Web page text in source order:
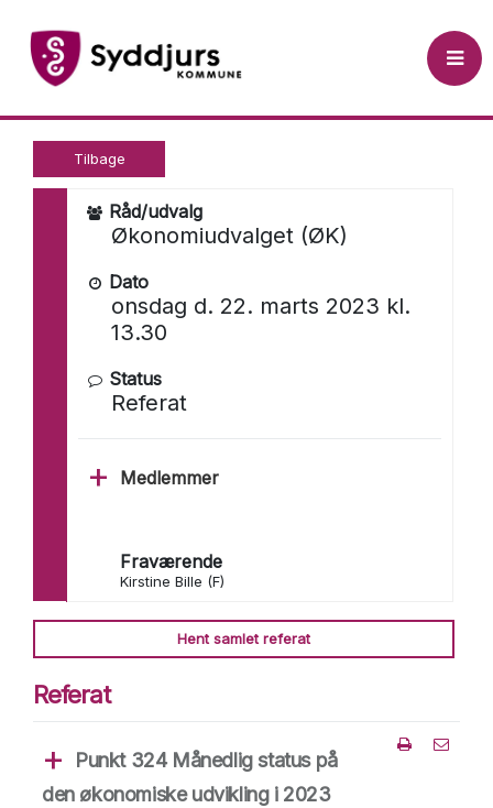
Økonomiudvalget (ØK) 2022-
Tilbage
Råd/udvalg
Økonomiudvalget (ØK)
Dato
onsdag d. 22. marts 2023 kl.
13.30
Status
Referat
Medlemmer
Tommy Bøgehøj (C)
Heine Skovbak Iversen (B)
Jesper Yde Knudsen (Ø)
Fraværende
Kirstine Bille (F)
Hent samlet referat
Referat
Punkt 324 Månedlig status på
den økonomiske udvikling i 2023